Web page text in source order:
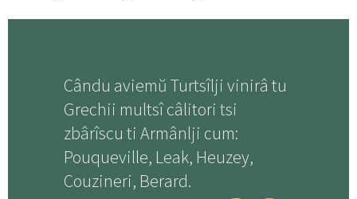
Cându aviemŭ Turtsîlji vinirâ tu
Grechii multsî câlitori tsi
zbârîscu ti Armânlji cum:
Pouqueville, Leak, Heuzey,
Couzineri, Berard.